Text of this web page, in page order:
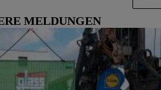
MELDUNGEN
Werbung. Speichern von
auf einem Endgerät.
der Angebote. Analyse
Statistiken oder Kombinationen
Quellen. Verwendung